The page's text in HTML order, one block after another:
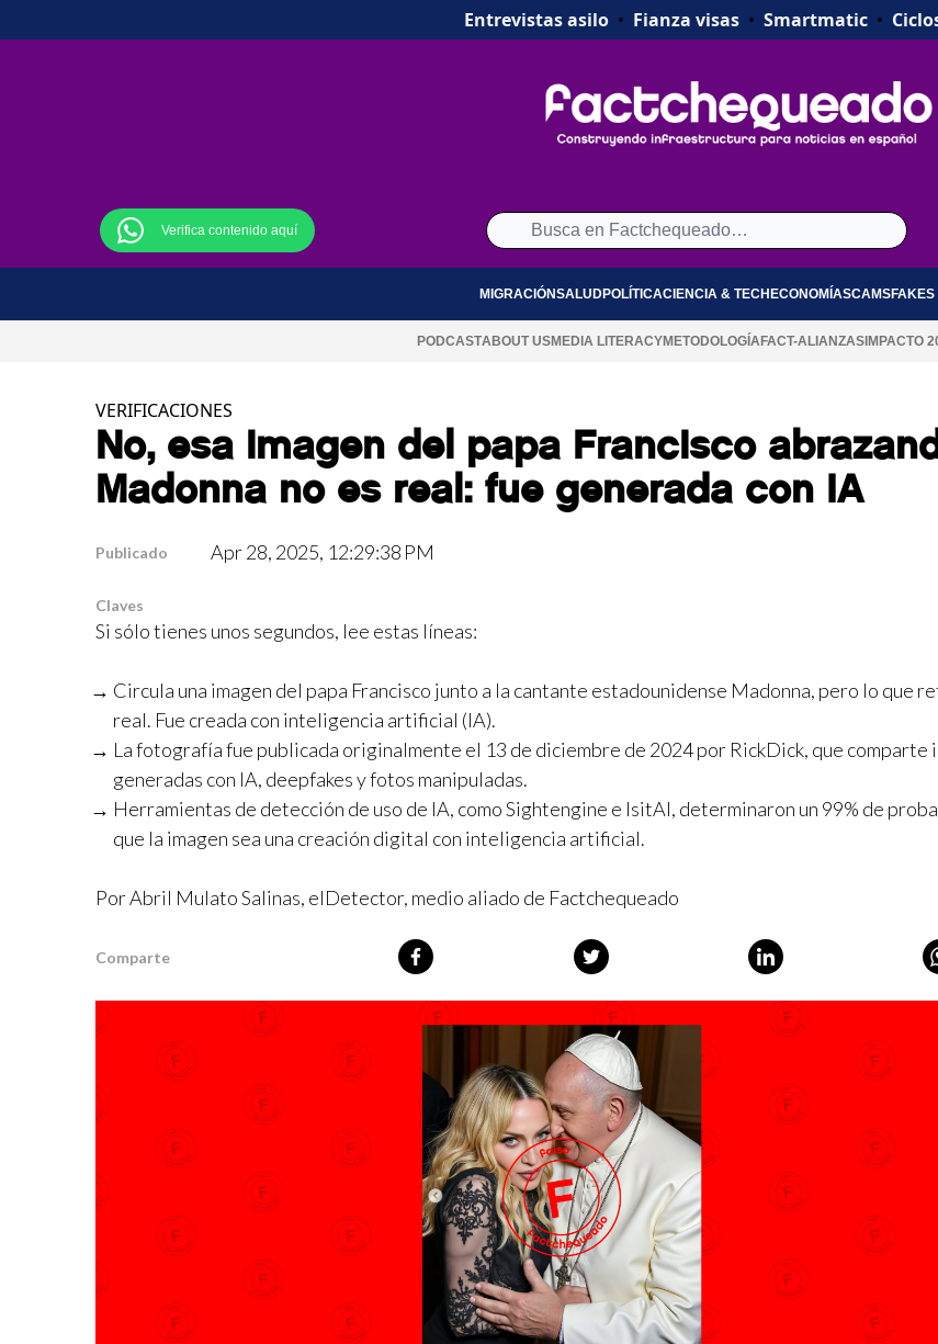
Entrevistas asilo• Fianza visas• Smartmatic•
Verifica contenido aquí
MIGRACIÓNSALUDPOLÍTICACIENCIA & TECH ECONOMÍASCAMS
PODCASTABOUT USMEDIA LITERACYMETODOLOGÍA FACT-ALIANZASIMPACTO
VERIFICACIONES
No, esa imagen del papa Francisco
Madonna no es real: fue generada con IA
Publicado Apr 28, 2025, 12:29:38 PM
Claves
Si sólo tienes unos segundos, lee estas líneas:
Circula una imagen del papa Francisco junto a la cantante estadounidense Madonna, pero lo que
real. Fue creada con inteligencia artificial (IA).
La fotografía fue publicada originalmente el 13 de diciembre de 2024 por RickDick, que comparte
generadas con IA, deepfakes y fotos manipuladas.
Herramientas de detección de uso de IA, como Sightengine e IsitAI, determinaron un 99% de
que la imagen sea una creación digital con inteligencia artificial.
Por Abril Mulato Salinas, elDetector, medio aliado de Factchequeado
Comparte